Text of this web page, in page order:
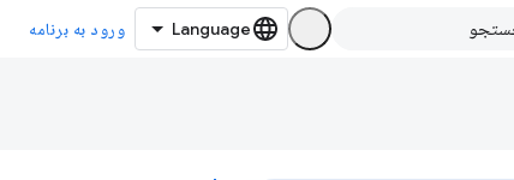
ورود به برنامه